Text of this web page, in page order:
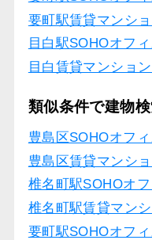
要町駅賃貸マンシ
目白駅SOHOオフ
目白賃貸マンショ
類似条件で建物
豊島区SOHOオフ
豊島区賃貸マンシ
椎名町駅SOHOオ
椎名町駅賃貸マン
要町駅SOHOオフ